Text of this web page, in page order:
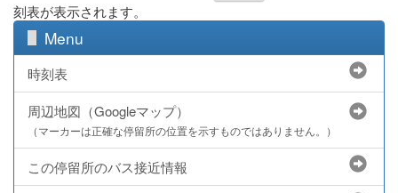
刻表が表示されます。
Menu
時刻表
周辺地図（Googleマップ）
（マーカーは正確な停留所の位置を示すものではありません。）
この停留所のバス接近情報